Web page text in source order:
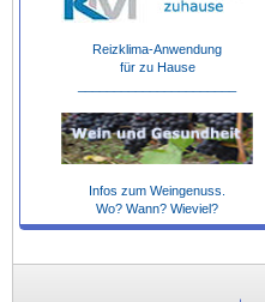
Reizklima-Anwendung
für zu Hause
Infos zum Weingenuss.
Wo? Wann? Wieviel?